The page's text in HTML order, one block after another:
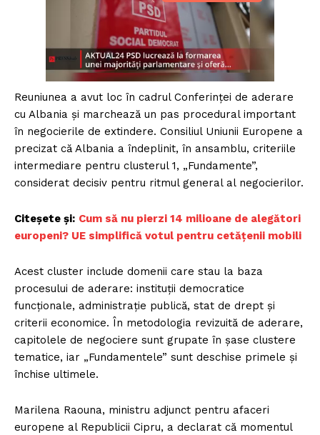
Reuniunea a avut loc în cadrul Conferinței de aderare
cu Albania și marchează un pas procedural important
în negocierile de extindere. Consiliul Uniunii Europene a
precizat că Albania a îndeplinit, în ansamblu, criteriile
intermediare pentru clusterul 1, „Fundamente”,
considerat decisiv pentru ritmul general al negocierilor.
Citeșete și: Cum să nu pierzi 14 milioane de alegători
europeni? UE simplifică votul pentru cetățenii mobili
Acest cluster include domenii care stau la baza
procesului de aderare: instituții democratice
funcționale, administrație publică, stat de drept și
criterii economice. În metodologia revizuită de aderare,
capitolele de negociere sunt grupate în șase clustere
tematice, iar „Fundamentele” sunt deschise primele și
închise ultimele.
Marilena Raouna, ministru adjunct pentru afaceri
europene al Republicii Cipru, a declarat că momentul